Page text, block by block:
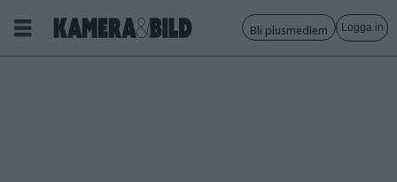
Bli plusmedlem Logga in